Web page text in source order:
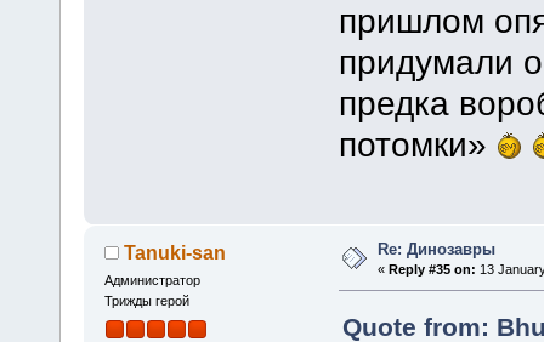
пришлом
придумали
предка
потомки»
Tanuki-san
Администратор
Трижды герой
Re: Динозавры
«Reply #35 on: 13
Quote from: